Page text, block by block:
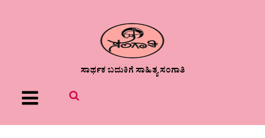
ಸಾರ್ಥಕ ಬದುಕಿಗೆ ಸಾಹಿತ್ಯ ಸಂಗಾತಿ
Menu